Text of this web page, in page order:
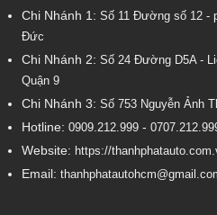
Chi Nhánh 1: Số 11 Đường số 12 -
Đức
Chi Nhánh 2: Số 24 Đường D5A -
Quận 9
Chi Nhánh 3: Số 753Nguyễn Ảnh
Hotline: 0909.212.999-
Website: https://
Email: